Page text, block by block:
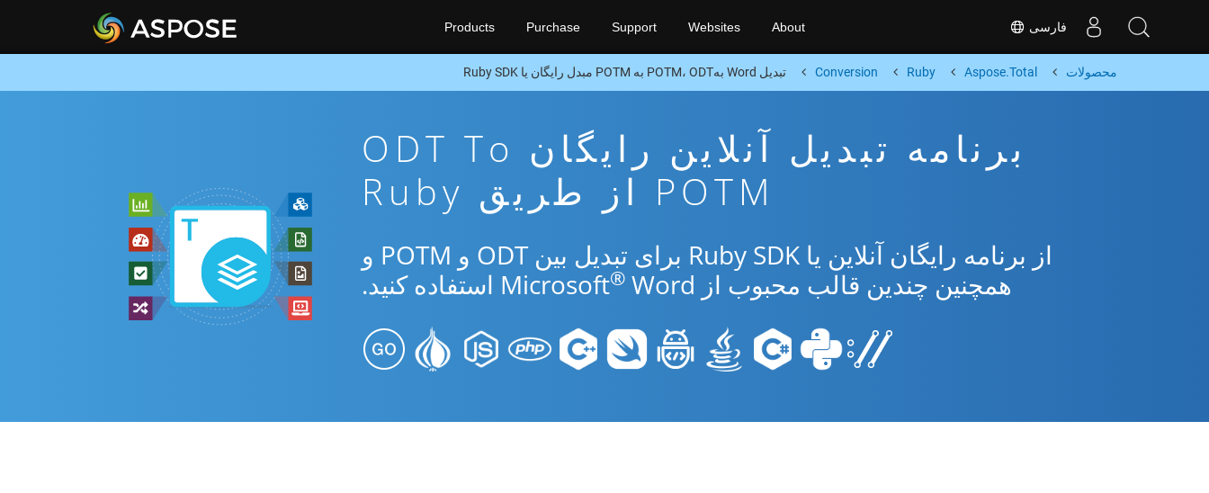
فارسی Products Purchase Support Websites About
محصولات Aspose.Total
Ruby
Conversion تبدیل Word بهPOTM، ODT به POTM مبدل رایگان یا Ruby SDK
برنامه تبدیل آنلاین رایگان ODT To
POTM از طریق Ruby
از برنامه رایگان آنلاین یا Ruby SDK برای تبدیل بین ODT و POTM و
همچنین چندین قالب محبوب از Microsoft
® Word استفاده کنید.